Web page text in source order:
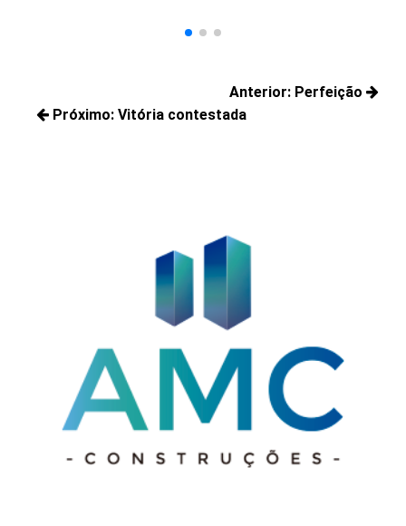
de
Anterior: Perfeição
Próximo: Vitória contestada